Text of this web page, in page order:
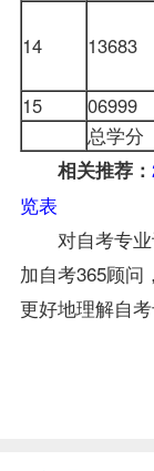
14 13683
15 06999
总学分
相关推荐：
览表
对自考专
加自考365顾问
更好地理解自